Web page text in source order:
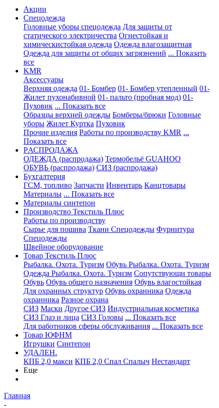
Акции
Спецодежда
Головные уборы спецодежда Для защиты от
статического электричества Огнестойкая и
химическистойкая одежда Одежда влагозащитная
Одежда для защиты от общих загрязнений ... Показать
все
KMR
Аксессуары
Верхняя одежда 01- Бомбер 01- Бомбер утепленный 01-
Жилет пухонабивной 01- пальто (пробная мод) 01-
Пуховик ... Показать все
Образцы верхней одежды Бомберы/брюки Головные
уборы Жилет Куртка Пуховик
Прочие изделия Работы по производству KMR ...
Показать все
PАСПРОДАЖА
ОДЕЖДА (распродажа) Термобельё GUAHOO
ОБУВЬ (распродажа) СИЗ (распродажа)
Бухгалтерия
ГСМ, топливо Запчасти Инвентарь Канцтовары
Материалы ... Показать все
Материалы синтепон
Производство Текстиль Плюс
Работы по производству
Сырье для пошива Ткани Спецодежды Фурнитура
Спецодежды
Швейное оборудование
Товар Текстиль Плюс
Рыбалка. Охота. Туризм Обувь Рыбалка. Охота. Туризм
Одежда Рыбалка. Охота. Туризм Сопутствующи товары
Обувь Обувь общего назначения Обувь влагостойкая
Для охранных структур Обувь охранника Одежда
охранника Разное охрана
СИЗ Маски Другое СИЗ Индустриальная косметика
СИЗ Глаз и лица СИЗ Головы ... Показать все
Для работников сферы обслуживания ... Показать все
Товар ЮФНМ
Игрушки Синтепон
УДАЛЕН.
КПБ 2,0 макси КПБ 2,0 Спал Спалыч Нестандарт
Еще
Главная
-